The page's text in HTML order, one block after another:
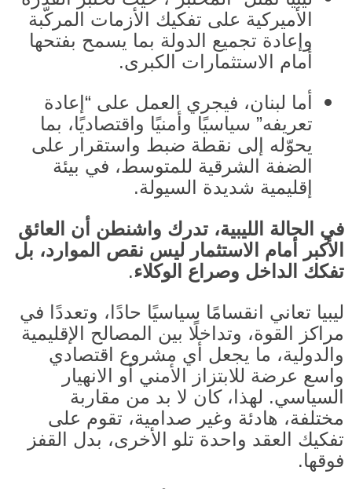
الأميركية على تفكيك الأزمات المركّبة
وإعادة تجميع الدولة بما يسمح بفتحها
أمام الاستثمارات الكبرى.
أما لبنان، فيجري العمل على “إعادة
تعريفه” سياسيًا وأمنيًا واقتصاديًا، بما
يحوّله إلى نقطة ضبط واستقرار على
الضفة الشرقية للمتوسط، في بيئة
إقليمية شديدة السيولة.
في الحالة الليبية، تدرك واشنطن أن العائق
الأكبر أمام الاستثمار ليس نقص الموارد، بل
تفكك الداخل وصراع الوكلاء.
ليبيا تعاني انقسامًا سياسيًا حادًا، وتعددًا في
مراكز القوة، وتداخلًا بين المصالح الإقليمية
والدولية، ما يجعل أي مشروع اقتصادي
واسع عرضة للابتزاز الأمني أو الانهيار
السياسي. لهذا، كان لا بد من مقاربة
مختلفة، هادئة وغير صدامية، تقوم على
تفكيك العقد واحدة تلو الأخرى، بدل القفز
فوقها.